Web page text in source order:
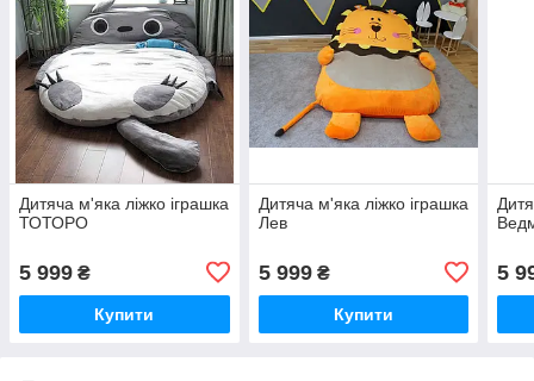
Дитяча м'яка ліжко іграшка
ТОТОРО
5 999 ₴
Купити
Дитяча м'яка ліжко іграшка
Лев
5 999₴
Купити
5